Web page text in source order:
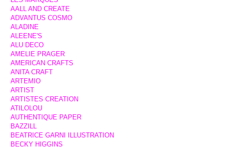
AALL AND CREATE
ADVANTUS COSMO
ALADINE
ALEENE'S
ALU DECO
AMELIE PRAGER
AMERICAN CRAFTS
ANITA CRAFT
ARTEMIO
ARTIST
ARTISTES CREATION
ATILOLOU
AUTHENTIQUE PAPER
BAZZILL
BEATRICE GARNI ILLUSTRATION
BECKY HIGGINS